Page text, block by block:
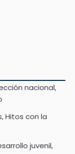
nacional,
Hitos con la
juvenil,